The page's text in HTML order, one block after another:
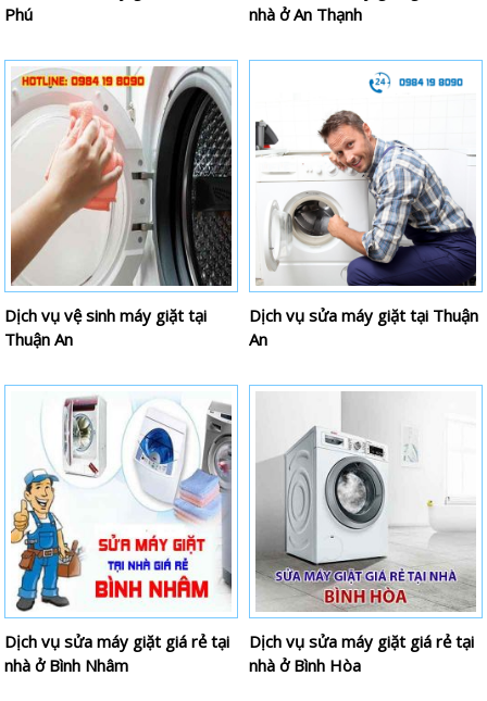
Phú
nhà ở An Thạnh
Dịch vụ vệ sinh máy giặt tại
Thuận An
Dịch vụ sửa máy giặt tại Thuận
An
Dịch vụ sửa máy giặt giá rẻ tại
nhà ở Bình Nhâm
Dịch vụ sửa máy giặt giá rẻ tại
nhà ở Bình Hòa